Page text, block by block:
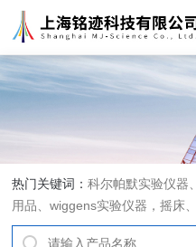
热门关键词：科尔帕默实验仪器
用品、wiggens实验仪器，摇床